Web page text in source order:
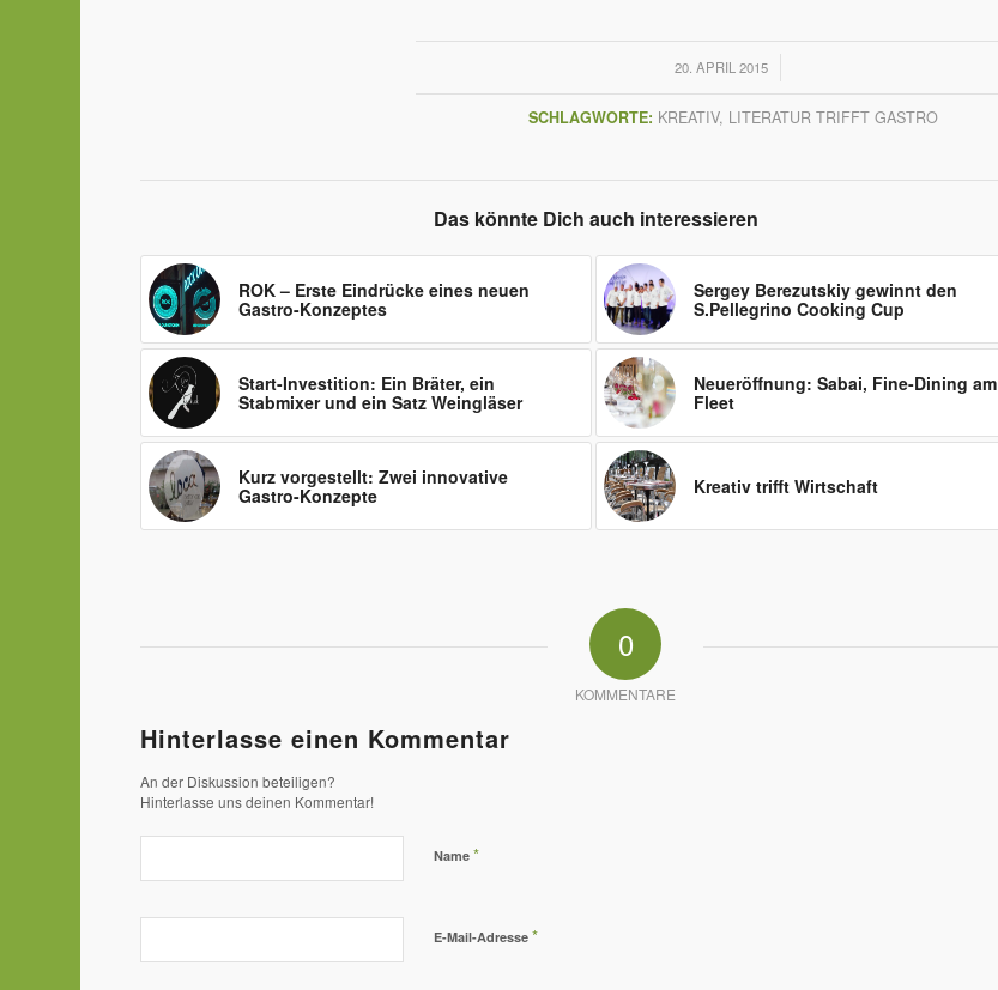
20. APRIL 2015
/
SCHLAGWORTE: KREATIV, LITERATUR TRIFFT GASTRO
Das könnte Dich auch interessieren
ROK – Erste Eindrücke eines neuen
Gastro-Konzeptes
Sergey Berezutskiy gewinnt den
S.Pellegrino Cooking Cup
Start-Investition: Ein Bräter, ein
Stabmixer und ein Satz Weingläser
Neueröffnung: Sabai, Fine-Dining am
Fleet
Kurz vorgestellt: Zwei innovative
Gastro-Konzepte
Kreativ trifft Wirtschaft
0
KOMMENTARE
Hinterlasse einen Kommentar
An der Diskussion beteiligen?
Hinterlasse uns deinen Kommentar!
Name*
E-Mail-Adresse*